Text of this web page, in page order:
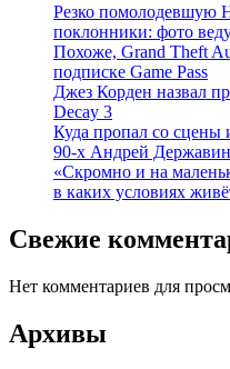
Резко помолодевшую
поклонники: фото
Похоже, Grand Theft
подписке Game Pass
Джез Корден назвал
Decay 3
Куда пропал со сцены
90-х Андрей Державин
«Скромно и на
в каких условиях
Свежие
Нет комментариев для
Архивы